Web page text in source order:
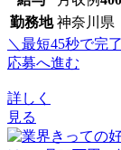
勤務地 神奈川
＼最短45秒で完
応募へ進む
詳しく
見る